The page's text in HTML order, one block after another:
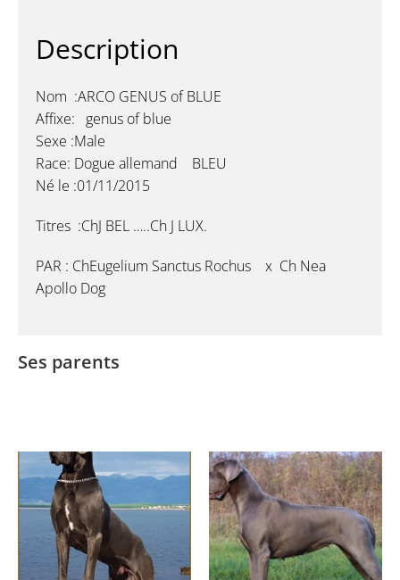
Description
Nom :ARCO GENUS of BLUE
Affixe: genus of blue
Sexe :Male
Race: Dogue allemand BLEU
Né le :01/11/2015
Titres :ChJ BEL …..Ch J LUX.
PAR : ChEugelium Sanctus Rochus x Ch Nea
Apollo Dog
Ses parents